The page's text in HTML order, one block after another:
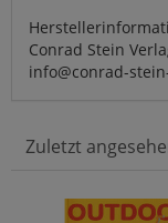
Conrad Stein
info@conrad-
Zuletzt